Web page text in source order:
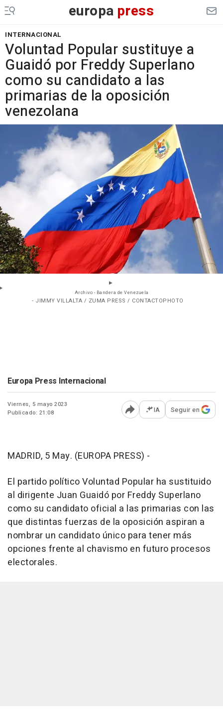
europa press
INTERNACIONAL
Voluntad Popular sustituye a
Guaidó por Freddy Superlano
como su candidato a las
primarias de la oposición
venezolana
Archivo - Bandera de Venezuela
- JIMMY VILLALTA / ZUMA PRESS / CONTACTOPHOTO
Europa Press Internacional
Viernes, 5 mayo 2023
Publicado: 21:08
Abrir opciones para
IA Seguir en
MADRID, 5 May. (EUROPA PRESS) -
El partido político Voluntad Popular ha sustituido
al dirigente Juan Guaidó por Freddy Superlano
como su candidato oficial a las primarias con las
que distintas fuerzas de la oposición aspiran a
nombrar un candidato único para tener más
opciones frente al chavismo en futuro procesos
electorales.